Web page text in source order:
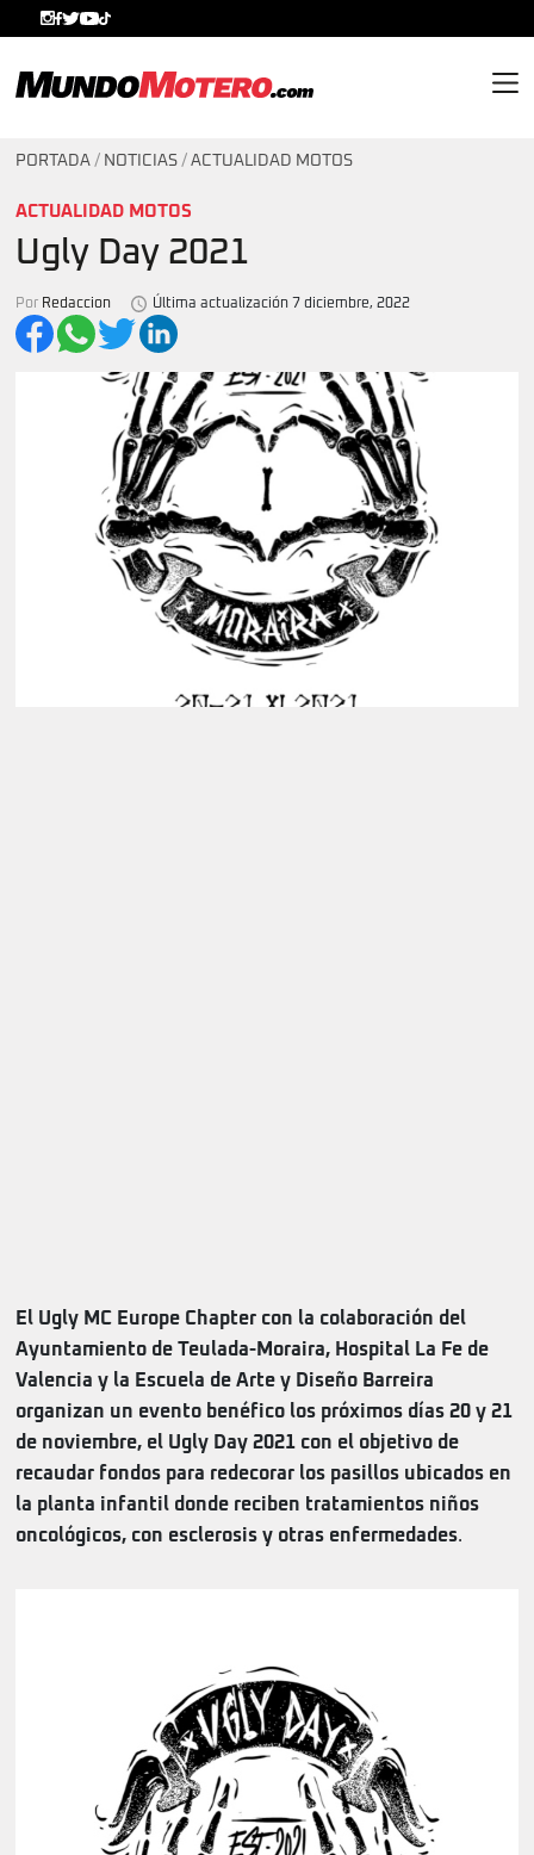
PORTADA / NOTICIAS / ACTUALIDAD MOTOS
ACTUALIDAD MOTOS
Ugly Day 2021
Por Redaccion Última actualización 7 diciembre, 2022
El Ugly MC Europe Chapter con la colaboración del
Ayuntamiento de Teulada-Moraira, Hospital La Fe de
Valencia y la Escuela de Arte y Diseño Barreira
organizan un evento benéfico los próximos días 20 y 21
de noviembre, el Ugly Day 2021 con el objetivo de
recaudar fondos para redecorar los pasillos ubicados en
la planta infantil donde reciben tratamientos niños
oncológicos, con esclerosis y otras enfermedades.